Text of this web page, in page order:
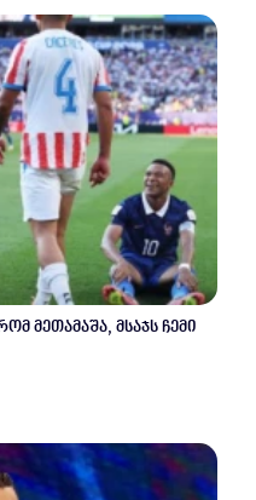
მეთამაშა, მსაჯს ჩემი